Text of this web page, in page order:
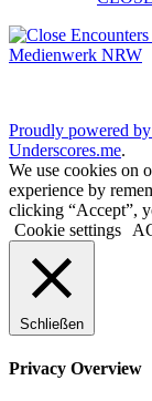
Proudly powered
Underscores.me.
We use cookies on
experience by
clicking “Accept”,
Cookie settings
Schließen
Privacy Overview